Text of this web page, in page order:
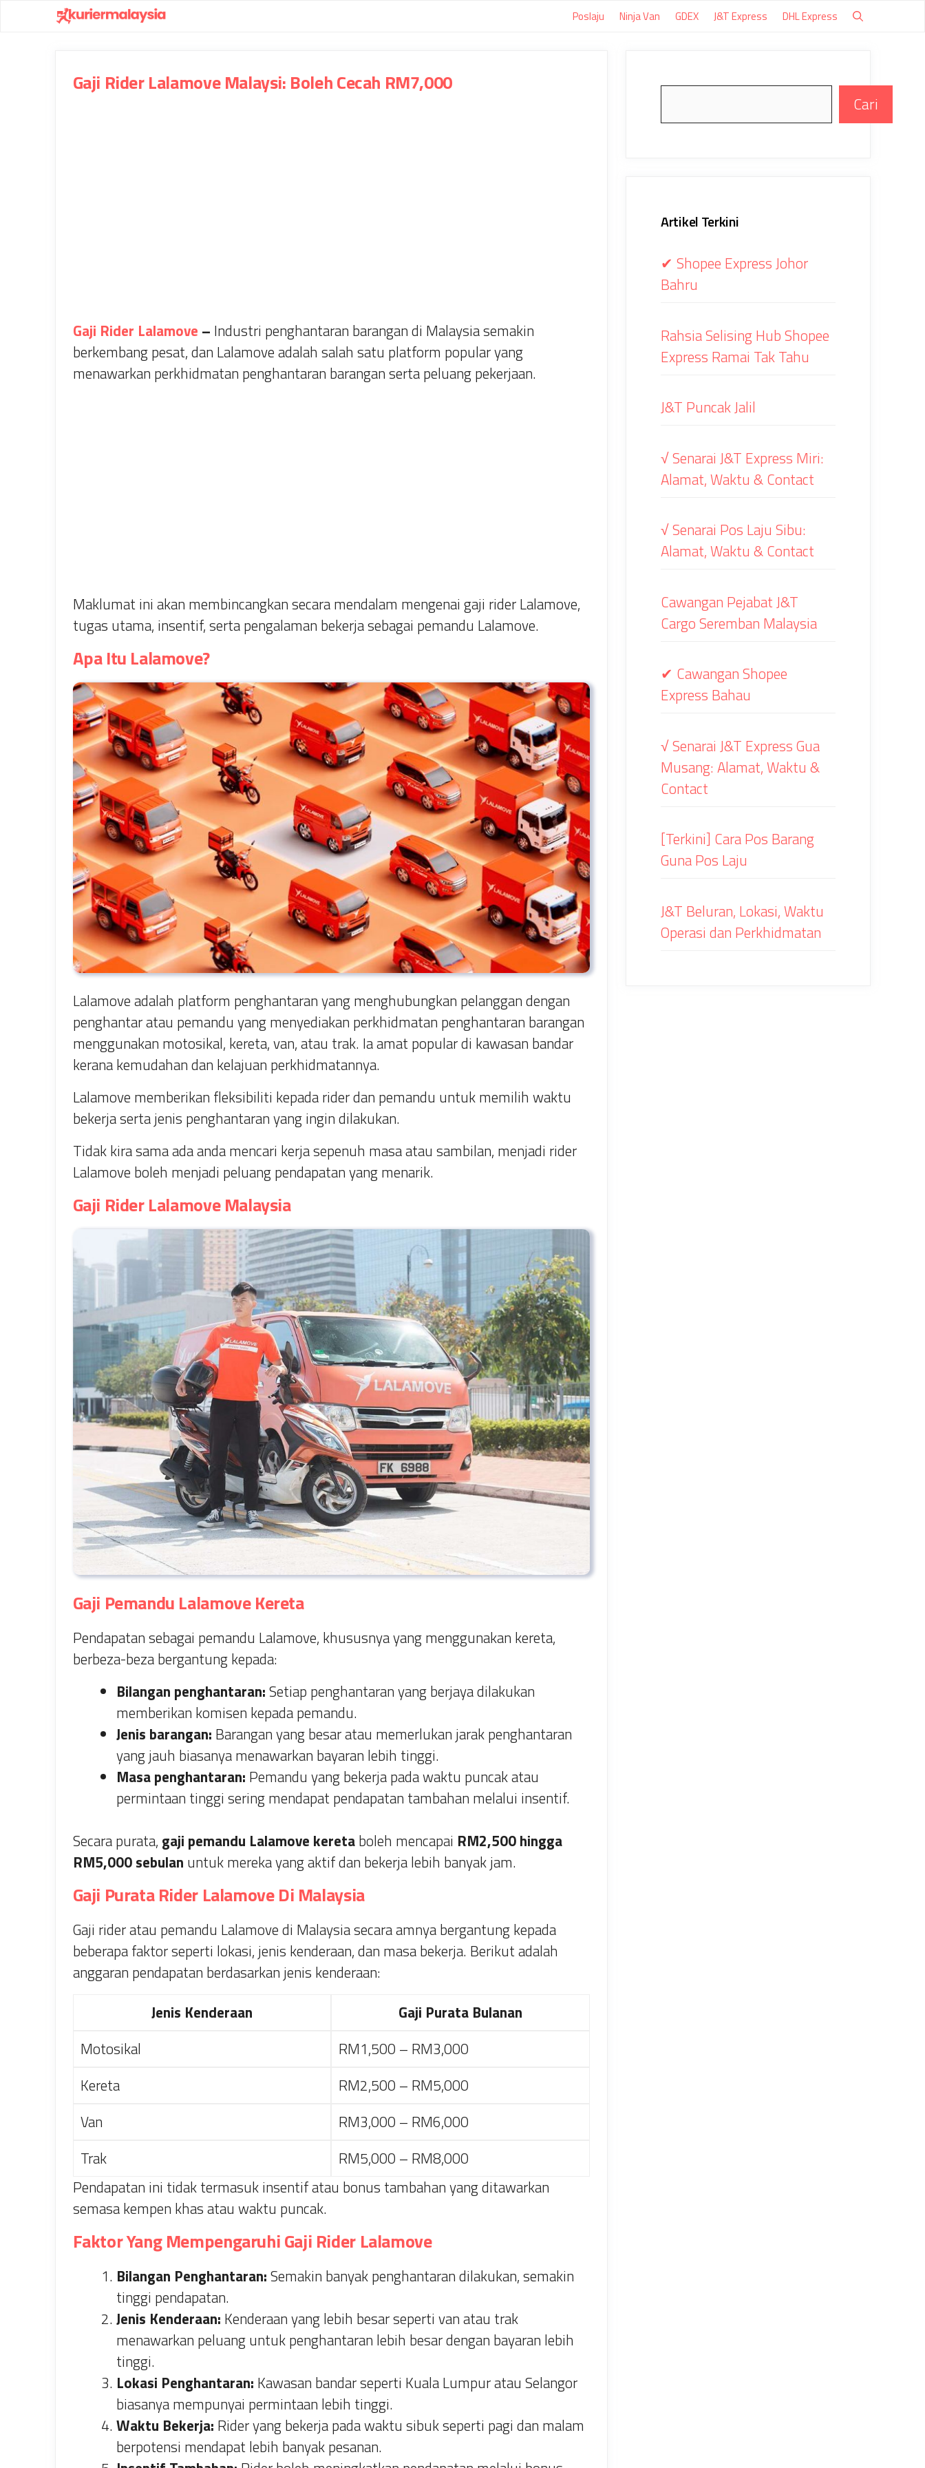
Poslaju Ninja Van GDEX J&T Express DHL Express
Gaji Rider Lalamove Malaysi: Boleh Cecah RM7,000
Gaji Rider Lalamove – Industri penghantaran barangan di Malaysia semakin
berkembang pesat, dan Lalamove adalah salah satu platform popular yang
menawarkan perkhidmatan penghantaran barangan serta peluang pekerjaan.
Maklumat ini akan membincangkan secara mendalam mengenai gaji rider Lalamove,
tugas utama, insentif, serta pengalaman bekerja sebagai pemandu Lalamove.
Apa Itu Lalamove?
Lalamove adalah platform penghantaran yang menghubungkan pelanggan dengan
penghantar atau pemandu yang menyediakan perkhidmatan penghantaran barangan
menggunakan motosikal, kereta, van, atau trak. Ia amat popular di kawasan bandar
kerana kemudahan dan kelajuan perkhidmatannya.
Lalamove memberikan fleksibiliti kepada rider dan pemandu untuk memilih waktu
bekerja serta jenis penghantaran yang ingin dilakukan.
Tidak kira sama ada anda mencari kerja sepenuh masa atau sambilan, menjadi rider
Lalamove boleh menjadi peluang pendapatan yang menarik.
Gaji Rider Lalamove Malaysia
Gaji Pemandu Lalamove Kereta
Pendapatan sebagai pemandu Lalamove, khususnya yang menggunakan kereta,
berbeza-beza bergantung kepada:
Bilangan penghantaran:Setiap penghantaran yang berjaya dilakukan
memberikan komisen kepada pemandu.
Jenis barangan: Barangan yang besar atau memerlukan jarak penghantaran
yang jauh biasanya menawarkan bayaran lebih tinggi.
Masa penghantaran: Pemandu yang bekerja pada waktu puncak atau
permintaan tinggi sering mendapat pendapatan tambahan melalui insentif.
Secara purata, gaji pemandu Lalamove keretaboleh mencapai RM2,500 hingga
RM5,000 sebulan untuk mereka yang aktif dan bekerja lebih banyak jam.
Gaji Purata Rider Lalamove Di Malaysia
Gaji rider atau pemandu Lalamove di Malaysia secara amnya bergantung kepada
beberapa faktor seperti lokasi, jenis kenderaan, dan masa bekerja. Berikut adalah
anggaran pendapatan berdasarkan jenis kenderaan:
Jenis Kenderaan
Gaji Purata Bulanan
Motosikal
RM1,500 – RM3,000
Kereta
RM2,500 – RM5,000
Van
RM3,000 – RM6,000
Trak
RM5,000 – RM8,000
Pendapatan ini tidak termasuk insentif atau bonus tambahan yang ditawarkan
semasa kempen khas atau waktu puncak.
Faktor Yang Mempengaruhi Gaji Rider Lalamove
Bilangan Penghantaran:Semakin banyak penghantaran dilakukan, semakin
tinggi pendapatan.
Jenis Kenderaan: Kenderaan yang lebih besar seperti van atau trak
menawarkan peluang untuk penghantaran lebih besar dengan bayaran lebih
tinggi.
Lokasi Penghantaran: Kawasan bandar seperti Kuala Lumpur atau Selangor
biasanya mempunyai permintaan lebih tinggi.
Waktu Bekerja: Rider yang bekerja pada waktu sibuk seperti pagi dan malam
berpotensi mendapat lebih banyak pesanan.
Cari
Artikel Terkini
✔ Shopee Express Johor
Bahru
Rahsia Selising Hub Shopee
Express Ramai Tak Tahu
J&T Puncak Jalil
√ Senarai J&T Express Miri:
Alamat, Waktu & Contact
√ Senarai Pos Laju Sibu:
Alamat, Waktu & Contact
Cawangan Pejabat J&T
Cargo Seremban Malaysia
✔ Cawangan Shopee
Express Bahau
√ Senarai J&T Express Gua
Musang: Alamat, Waktu &
Contact
[Terkini] Cara Pos Barang
Guna Pos Laju
J&T Beluran, Lokasi, Waktu
Operasi dan Perkhidmatan